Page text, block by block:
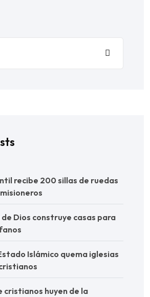
recibe 200 sillas de ruedas
Dios construye casas para
Islámico quema iglesias
cristianos huyen de la